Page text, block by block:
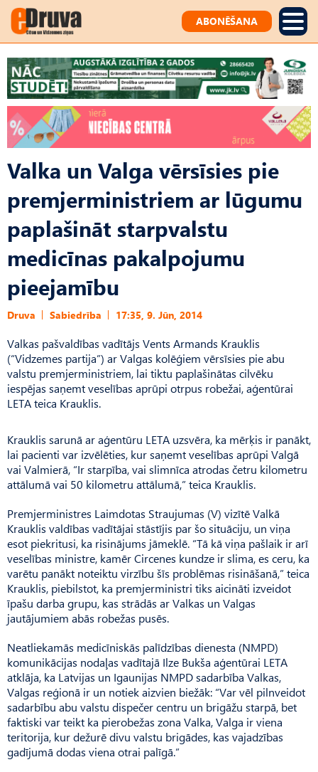
ABONĒŠANA
Valka un Valga vērsīsies pie
premjerministriem ar lūgumu
paplašināt starpvalstu
medicīnas pakalpojumu
pieejamību
Druva Sabiedrība 17:35, 9. Jūn, 2014
Valkas pašvaldības vadītājs Vents Armands Krauklis
(“Vidzemes partija”) ar Valgas kolēģiem vērsīsies pie abu
valstu premjerministriem, lai tiktu paplašinātas cilvēku
iespējas saņemt veselības aprūpi otrpus robežai, aģentūrai
LETA teica Krauklis.
Krauklis sarunā ar aģentūru LETA uzsvēra, ka mērķis ir panākt,
lai pacienti var izvēlēties, kur saņemt veselības aprūpi Valgā
vai Valmierā, “Ir starpība, vai slimnīca atrodas četru kilometru
attālumā vai 50 kilometru attālumā,” teica Krauklis.
Premjerministres Laimdotas Straujumas (V) vizītē Valkā
Krauklis valdības vadītājai stāstījis par šo situāciju, un viņa
esot piekritusi, ka risinājums jāmeklē. “Tā kā viņa pašlaik ir arī
veselības ministre, kamēr Circenes kundze ir slima, es ceru, ka
varētu panākt noteiktu virzību šīs problēmas risināšanā,” teica
Krauklis, piebilstot, ka premjerministri tiks aicināti izveidot
īpašu darba grupu, kas strādās ar Valkas un Valgas
jautājumiem abās robežas pusēs.
Neatliekamās medicīniskās palīdzības dienesta (NMPD)
komunikācijas nodaļas vadītajā Ilze Bukša aģentūrai LETA
atklāja, ka Latvijas un Igaunijas NMPD sadarbība Valkas,
Valgas reģionā ir un notiek aizvien biežāk: “Var vēl pilnveidot
sadarbību abu valstu dispečer centru un brigāžu starpā, bet
faktiski var teikt ka pierobežas zona Valka, Valga ir viena
teritorija, kur dežurē divu valstu brigādes, kas vajadzības
gadījumā dodas viena otrai palīgā.”